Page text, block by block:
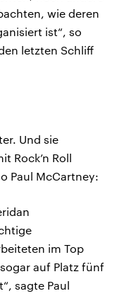
wie deren
ist“, so
letzten Schliff
Und sie
Rock’n Roll
Paul McCartney:
im Top
auf Platz fünf
sagte Paul